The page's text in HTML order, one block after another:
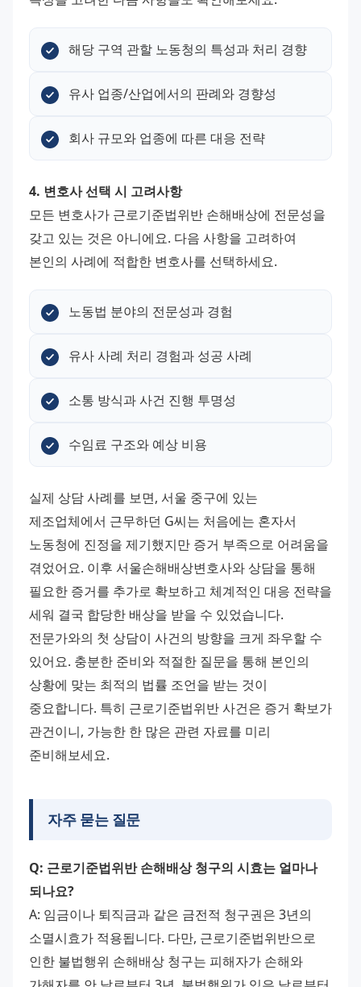
해당 구역 관할 노동청의 특성과 처리 경향
유사 업종/산업에서의 판례와 경향성
회사 규모와 업종에 따른 대응 전략
4. 변호사 선택 시 고려사항
모든 변호사가 근로기준법위반 손해배상에 전문성을
갖고 있는 것은 아니에요. 다음 사항을 고려하여
본인의 사례에 적합한 변호사를 선택하세요.
노동법 분야의 전문성과 경험
유사 사례 처리 경험과 성공 사례
소통 방식과 사건 진행 투명성
수임료 구조와 예상 비용
실제 상담 사례를 보면, 서울 중구에 있는
제조업체에서 근무하던 G씨는 처음에는 혼자서
노동청에 진정을 제기했지만 증거 부족으로 어려움을
겪었어요. 이후 서울손해배상변호사와 상담을 통해
필요한 증거를 추가로 확보하고 체계적인 대응 전략을
세워 결국 합당한 배상을 받을 수 있었습니다.
전문가와의 첫 상담이 사건의 방향을 크게 좌우할 수
있어요. 충분한 준비와 적절한 질문을 통해 본인의
상황에 맞는 최적의 법률 조언을 받는 것이
중요합니다. 특히 근로기준법위반 사건은 증거 확보가
관건이니, 가능한 한 많은 관련 자료를 미리
준비해보세요.
자주 묻는 질문
Q: 근로기준법위반 손해배상 청구의 시효는 얼마나
되나요?
A: 임금이나 퇴직금과 같은 금전적 청구권은 3년의
소멸시효가 적용됩니다. 다만, 근로기준법위반으로
인한 불법행위 손해배상 청구는 피해자가 손해와